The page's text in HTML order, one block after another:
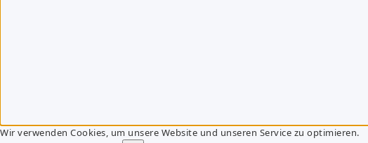
Wir verwenden Cookies, um unsere Website und unseren Service zu optimieren.